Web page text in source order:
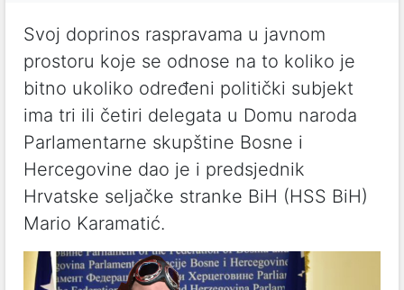
Svoj doprinos raspravama u javnom
prostoru koje se odnose na to koliko je
bitno ukoliko određeni politički subjekt
ima tri ili četiri delegata u Domu naroda
Parlamentarne skupštine Bosne i
Hercegovine dao je i predsjednik
Hrvatske seljačke stranke BiH (HSS BiH)
Mario Karamatić.